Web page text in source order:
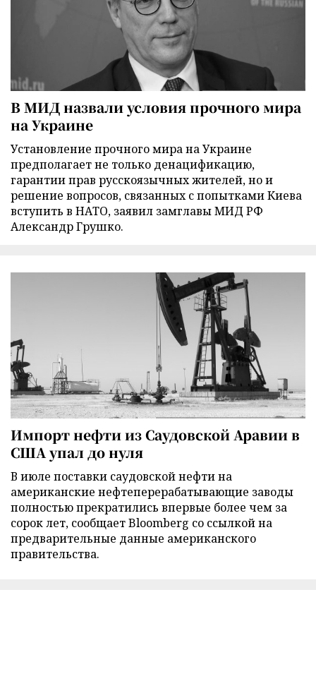
В МИД назвали условия прочного мира
на Украине
Установление прочного мира на Украине
предполагает не только денацификацию,
гарантии прав русскоязычных жителей, но и
решение вопросов, связанных с попытками Киева
вступить в НАТО, заявил замглавы МИД РФ
Александр Грушко.
Импорт нефти из Саудовской Аравии в
США упал до нуля
В июле поставки саудовской нефти на
американские нефтеперерабатывающие заводы
полностью прекратились впервые более чем за
сорок лет, сообщает Bloomberg со ссылкой на
предварительные данные американского
правительства.